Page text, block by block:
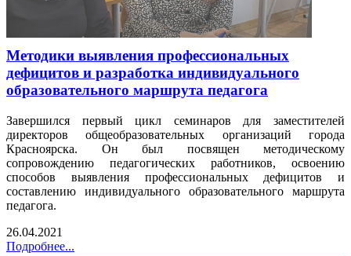
Методики выявления профессиональных
дефицитов и разработка индивидуального
образовательного маршрута педагога
Завершился первый цикл семинаров для заместителей
директоров общеобразовательных организаций города
Красноярска. Он был посвящен методическому
сопровождению педагогических работников, освоению
способов выявления профессиональных дефицитов и
составлению индивидуального образовательного маршрута
педагога.
26.04.2021
Подробнее...